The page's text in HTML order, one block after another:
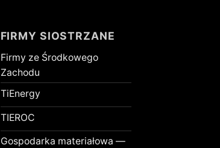
FIRMY SIOSTRZANE
Firmy ze Środkowego
Zachodu
TiEnergy
TIEROC
Gospodarka materiałowa —